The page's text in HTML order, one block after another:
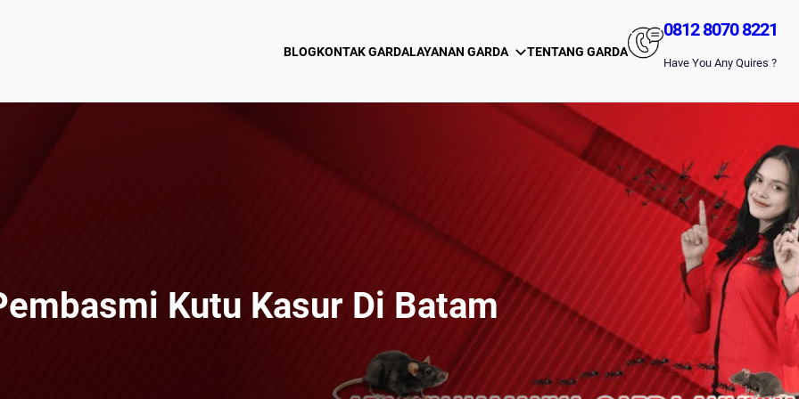
BLOGKONTAK GARDALAYANAN GARDA TENTANG GARDA
0812 8070 8221
Have You Any Quires ?
Kutu Kasur Di Batam